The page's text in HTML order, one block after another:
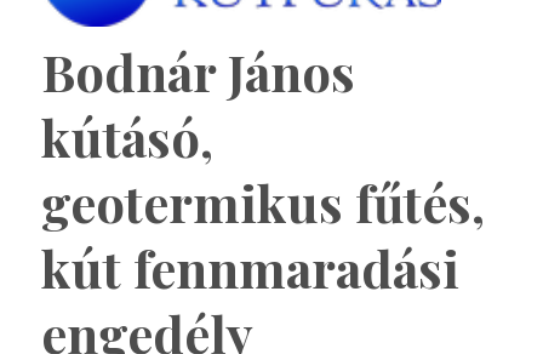
Bodnár János
kútásó,
geotermikus fűtés,
kút fennmaradási
engedély